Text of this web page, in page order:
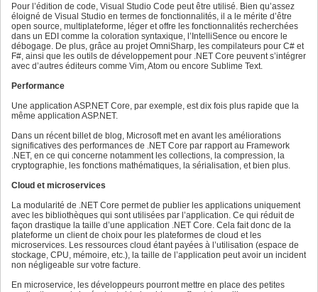
Pour l’édition de code, Visual Studio Code peut être utilisé. Bien qu’assez
éloigné de Visual Studio en termes de fonctionnalités, il a le mérite d’être
open source, multiplateforme, léger et offre les fonctionnalités recherchées
dans un EDI comme la coloration syntaxique, l’IntelliSence ou encore le
débogage. De plus, grâce au projet OmniSharp, les compilateurs pour C# et
F#, ainsi que les outils de développement pour .NET Core peuvent s’intégrer
avec d’autres éditeurs comme Vim, Atom ou encore Sublime Text.
Performance
Une application ASP.NET Core, par exemple, est dix fois plus rapide que la
même application ASP.NET.
Dans un récent billet de blog, Microsoft met en avant les améliorations
significatives des performances de .NET Core par rapport au Framework
.NET, en ce qui concerne notamment les collections, la compression, la
cryptographie, les fonctions mathématiques, la sérialisation, et bien plus.
Cloud et microservices
La modularité de .NET Core permet de publier les applications uniquement
avec les bibliothèques qui sont utilisées par l’application. Ce qui réduit de
façon drastique la taille d’une application .NET Core. Cela fait donc de la
plateforme un client de choix pour les plateformes de cloud et les
microservices. Les ressources cloud étant payées à l’utilisation (espace de
stockage, CPU, mémoire, etc.), la taille de l’application peut avoir un incident
non négligeable sur votre facture.
En microservice, les développeurs pourront mettre en place des petites